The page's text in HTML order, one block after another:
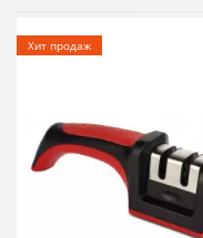
Хит продаж